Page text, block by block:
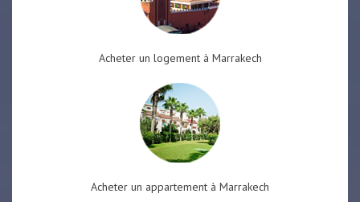
Acheter un logement à Marrakech
Acheter un appartement à Marrakech